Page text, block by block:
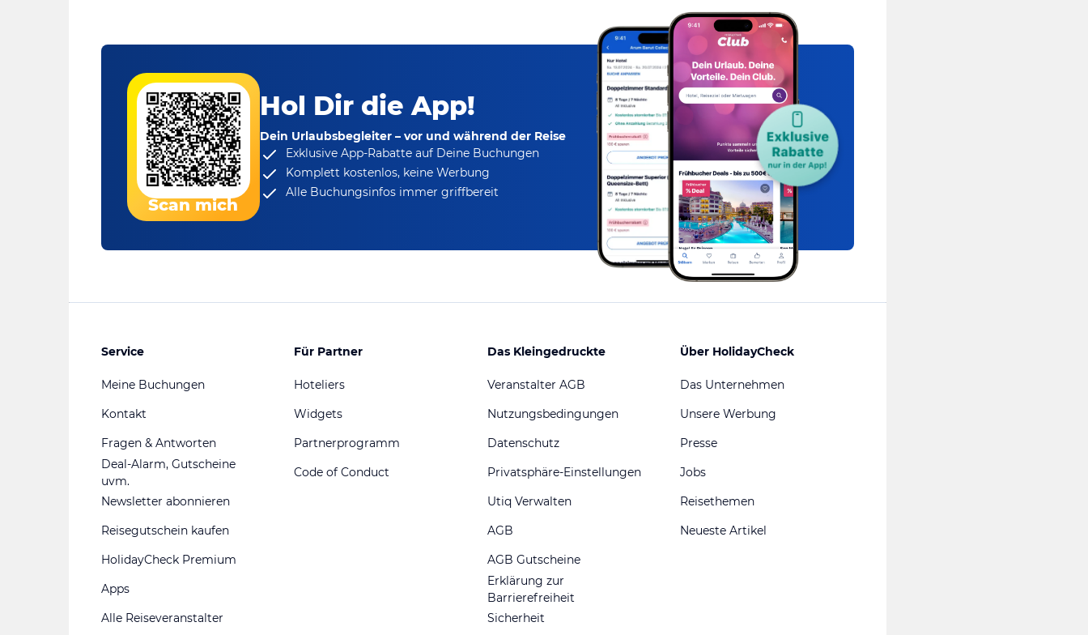
Scan mich
Hol Dir die App!
Dein Urlaubsbegleiter – vor und während der Reise
Exklusive App-Rabatteauf Deine Buchungen
Komplett kostenlos, keine Werbung
Alle Buchungsinfos immer griffbereit
Service
Meine Buchungen
Kontakt
Fragen & Antworten
Deal-Alarm, Gutscheine
uvm.
Newsletter abonnieren
Reisegutschein kaufen
HolidayCheck Premium
Apps
Alle Reiseveranstalter
Für Partner
Hoteliers
Widgets
Partnerprogramm
Code of Conduct
Das Kleingedruckte
Veranstalter AGB
Nutzungsbedingungen
Datenschutz
Privatsphäre-Einstellungen
Utiq Verwalten
AGB
AGB Gutscheine
Erklärung zur
Barrierefreiheit
Sicherheit
Über HolidayCheck
Das Unternehmen
Unsere Werbung
Presse
Jobs
Reisethemen
Neueste Artikel